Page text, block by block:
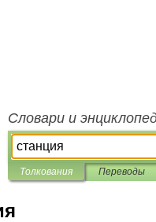
Словари и
Толкования Переводы